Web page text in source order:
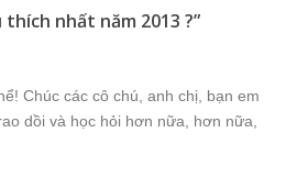
nhất năm 2013 ?”
Chúc các cô chú, anh chị, bạn em
dồi và học hỏi hơn nữa, hơn nữa,